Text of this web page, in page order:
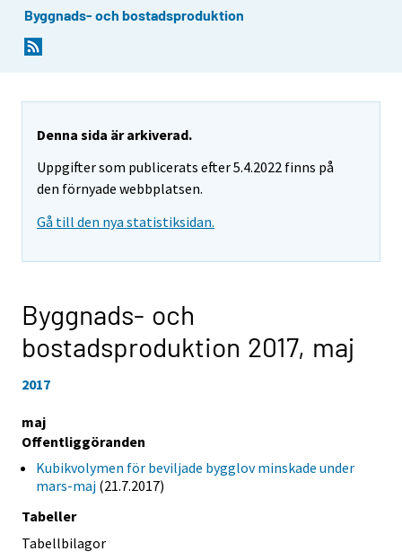
Byggnads- och bostadsproduktion
Denna sida är arkiverad.
Uppgifter som publicerats efter 5.4.2022 finns på
den förnyade webbplatsen.
Gå till den nya statistiksidan.
Byggnads- och
bostadsproduktion 2017, maj
2017
maj
Offentliggöranden
Kubikvolymen för beviljade bygglov minskade under
mars-maj (21.7.2017)
Tabeller
Tabellbilagor